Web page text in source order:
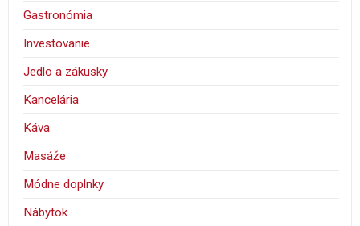
Gastronómia
Investovanie
Jedlo a zákusky
Kancelária
Káva
Masáže
Módne doplnky
Nábytok